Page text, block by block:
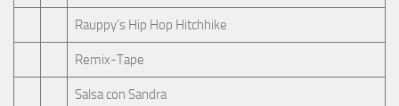
Rauppy’s Hip Hop Hitchhike
Remix-Tape
Salsa con Sandra